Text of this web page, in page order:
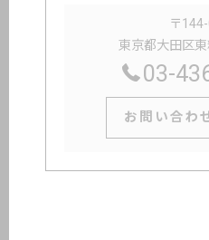
〒
東京都大田区
03-
お問い合わ